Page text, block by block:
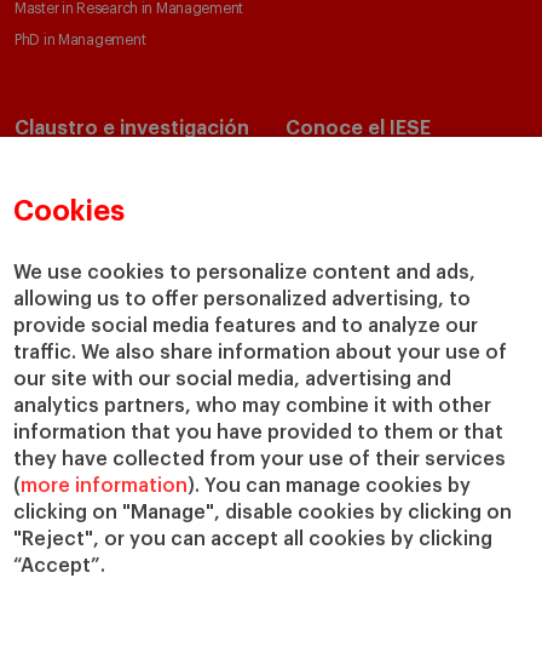
Cookies
We use cookies to personalize content and ads,
allowing us to offer personalized advertising, to
provide social media features and to analyze our
traffic. We also share information about your use of
our site with our social media, advertising and
analytics partners, who may combine it with other
information that you have provided to them or that
they have collected from your use of their services
(more information). You can manage cookies by
clicking on "Manage", disable cookies by clicking on
"Reject", or you can accept all cookies by clicking
“Accept”.
Master in Research in Management
PhD in Management
Claustro e investigación
Departamentos académicos
Cátedras
IESE Insight
IESE Publishing
Conoce el IESE
Nuestro impacto
Colabora con el IESE
Servicios
Biblioteca
Canal de Compliance
Capellanía
IESE Shop
Jobs @IESE
Préstamos y becas